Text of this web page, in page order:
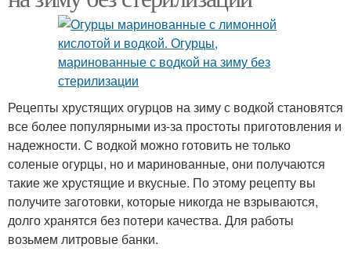
Рецепты хрустящих огурцов на зиму с водкой становятся
все более популярными из-за простоты приготовления и
надежности. С водкой можно готовить не только
соленые огурцы, но и маринованные, они получаются
такие же хрустящие и вкусные. По этому рецепту вы
получите заготовки, которые никогда не взрываются,
долго хранятся без потери качества. Для работы
возьмем литровые банки.